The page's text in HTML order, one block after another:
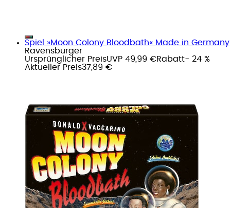
Spiel »Moon Colony Bloodbath« Made in Germany
Ravensburger
Ursprünglicher PreisUVP 49,99 €Rabatt- 24 %
Aktueller Preis37,89 €